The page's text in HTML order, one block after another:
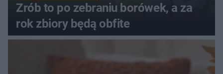
Zrób to po zebraniu borówek, a za
rok zbiory będą obfite